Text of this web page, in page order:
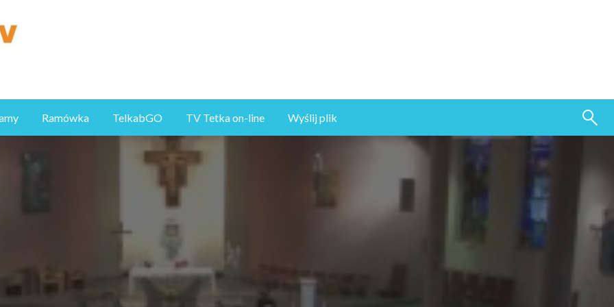
Ramówka TelkabGO TV Tetka on-line Wyślij plik